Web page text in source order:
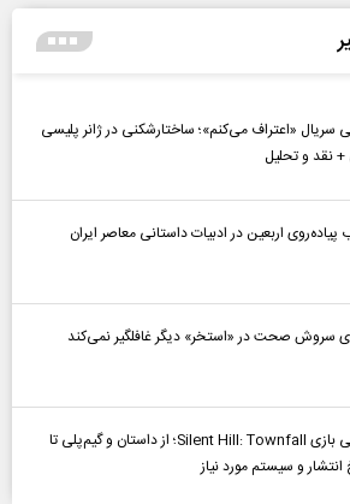
سریال «اعتراف می‌کنم»؛ ساختارشکنی در ژانر پلیسی
+ نقد و تحلیل
پیاده‌روی اربعین در ادبیات داستانی معاصر ایران
سروش صحت در «استخر» دیگر غافلگیر نمی‌کند
بررسی بازی Silent Hill: Townfall؛ از داستان و گیم‌پلی تا
انتشار و سیستم مورد نیاز